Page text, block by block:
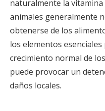
naturalmente la
animales generalmente
obtenerse de los
los elementos
crecimiento normal de
puede provocar un
daños locales.